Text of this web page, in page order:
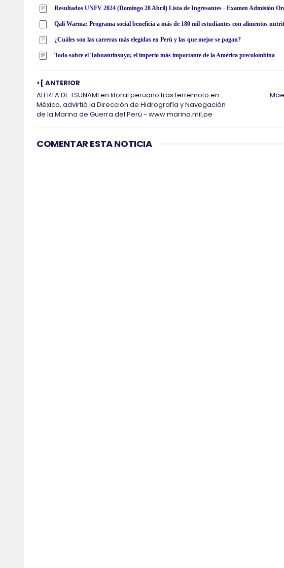
Qali Warma: Programa social beneficia a más de 180 mil estudiantes con alimentos
¿Cuáles son las carreras más elegidas en Perú y las que mejor se pagan?
Todo sobre el Tahuantinsuyo; el imperio más importante de la América precolombina
<[ ANTERIOR
ALERTA DE TSUNAMI en litoral peruano tras terremoto en
México, advirtió la Dirección de Hidrografía y Navegación
de la Marina de Guerra del Perú - www.marina.mil.pe
COMENTAR ESTA NOTICIA